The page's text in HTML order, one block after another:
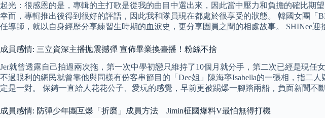
起光：很感恩的是，專輯的主打歌是從我的曲目中選出來，因此當中壓力和負擔的確比期
幸而，專輯推出後得到很好的評語，因此我和隊員現在都處於很享受的狀態。 韓國女團
任導師，就以自身經歷分享練習生時期的血淚史，更分享團員之間的相處故事。 SHINee
成員感情: 三立資深主播拋震撼彈 宣佈畢業換臺播！粉絲不捨
Jer就曾透露自己拍過兩次拖，第一次中學初戀只維持了10個月就分手，第二次已經是現
不過眼利的網民就曾靠他與同樣有份客串節目的「Dee姐」陳海寧Isabella的一張相，指
定是一對。 保錡一直給人花花公子、愛玩的感覺，早前更被踢爆一腳踏兩船，負面新聞
成員感情: 防彈少年團互爆「折磨」成員方法 Jimin柾國爆料V最怕無得打機